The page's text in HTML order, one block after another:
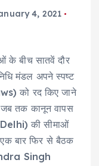
4, 2021
के बीच सातवें दौर
मंडल अपने स्पष्ट
को रद किए जाने
जब तक कानून वापस
(Delhi) की सीमाओं
बार फिर से बैठक
Singh